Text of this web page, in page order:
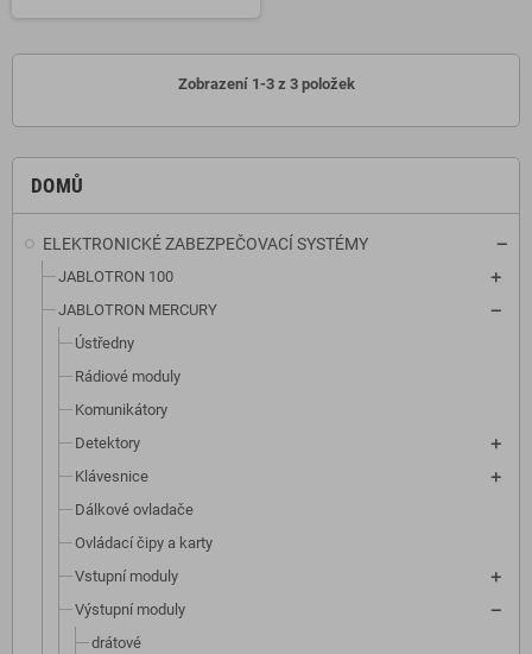
DOMŮ
ELEKTRONICKÉ ZABEZPEČOVACÍ SYSTÉMY
JABLOTRON 100
JABLOTRON MERCURY
Ústředny
Rádiové moduly
Komunikátory
Detektory
Klávesnice
Dálkové ovladače
Ovládací čipy a karty
Vstupní moduly
Výstupní moduly
drátové
Zobrazení 1-3 z 3 položek